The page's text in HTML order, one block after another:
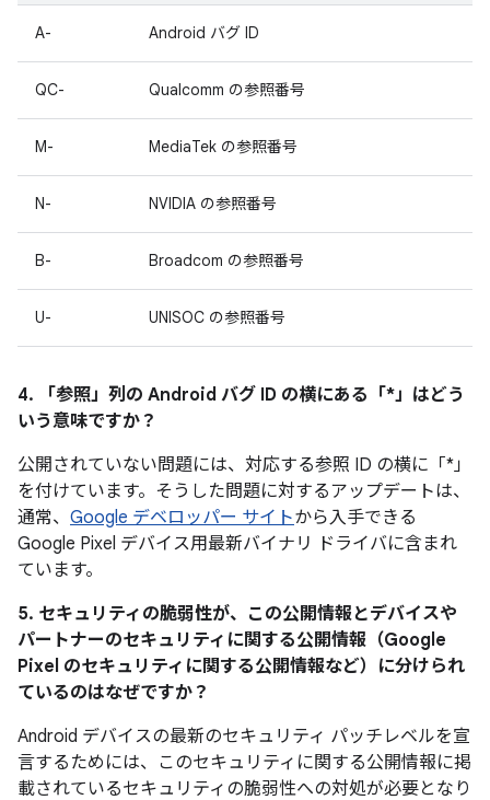
A- Android バグ ID
QC- Qualcomm の参照番号
M- MediaTek の参照番号
N- NVIDIA の参照番号
B- Broadcom の参照番号
U- UNISOC の参照番号
4. 「参照」 列の Android バグ ID の横にある「*」はどう
いう意味ですか？
公開されていない問題には、対応する参照 ID の横に「*」
を付けています。そうした問題に対するアップデートは、
通常、 Google デベロッパー サイトから入手できる
Google Pixel デバイス用最新バイナリ ドライバに含まれ
ています。
5. セキュリティの脆弱性が、この公開情報とデバイスや
パートナーのセキュリティに関する公開情報（Google
Pixel のセキュリティに関する公開情報など）に分けられ
ているのはなぜですか？
Android デバイスの最新のセキュリティ パッチレベルを宣
言するためには、このセキュリティに関する公開情報に掲
載されているセキュリティの脆弱性への対処が必要となり